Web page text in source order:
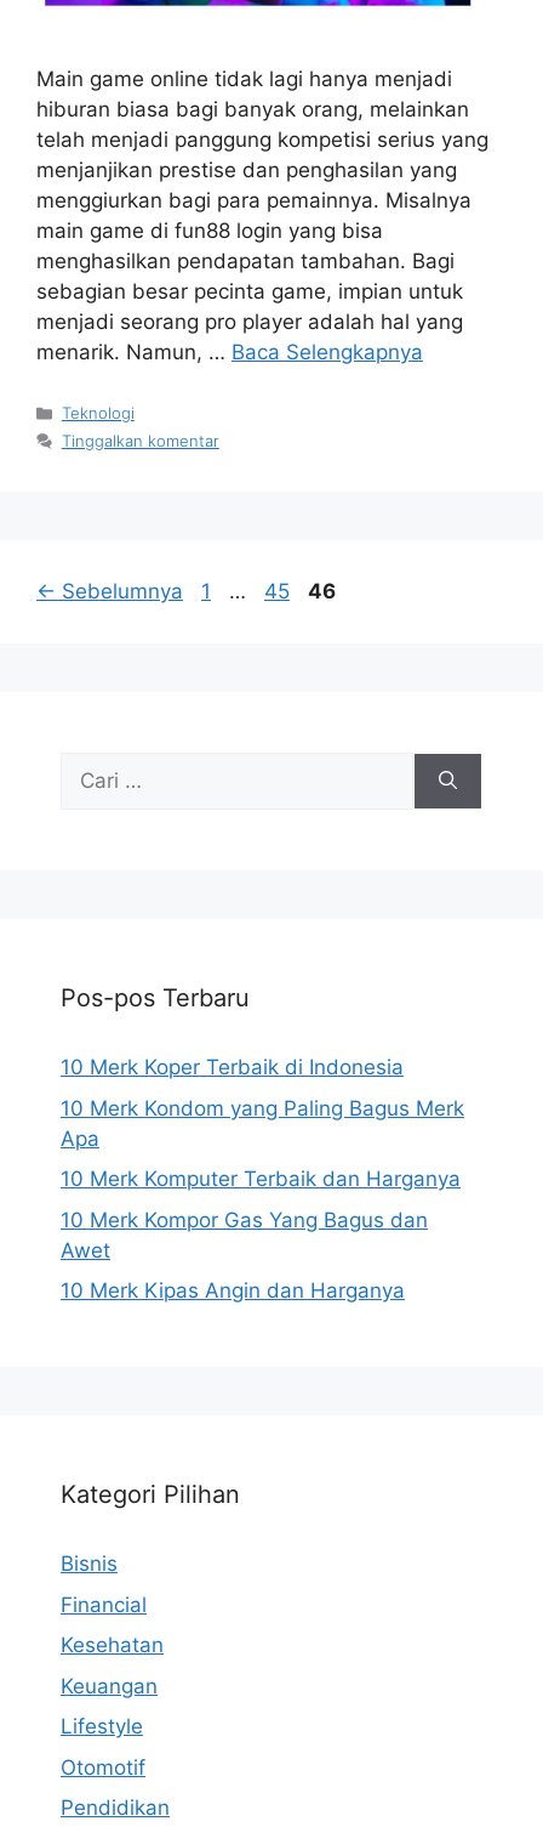
Main game online tidak lagi hanya menjadi
hiburan biasa bagi banyak orang, melainkan
telah menjadi panggung kompetisi serius yang
menjanjikan prestise dan penghasilan yang
menggiurkan bagi para pemainnya. Misalnya
main game di fun88 login yang bisa
menghasilkan pendapatan tambahan. Bagi
sebagian besar pecinta game, impian untuk
menjadi seorang pro player adalah hal yang
menarik. Namun, … Baca Selengkapnya
Kategori
Teknologi
Tinggalkan komentar
← Sebelumnya Halaman
1 … Halaman
45 Halaman
46
Cari
Pos-pos Terbaru
10 Merk Koper Terbaik di Indonesia
10 Merk Kondom yang Paling Bagus Merk
Apa
10 Merk Komputer Terbaik dan Harganya
10 Merk Kompor Gas Yang Bagus dan
Awet
10 Merk Kipas Angin dan Harganya
Kategori Pilihan
Bisnis
Financial
Kesehatan
Keuangan
Lifestyle
Otomotif
Pendidikan